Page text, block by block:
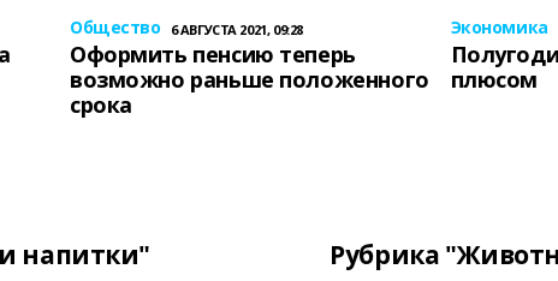
Общество 6 АВГУСТА 2021, 09:28
Оформить пенсию теперь
возможно раньше положенного
срока
Экономика
плюсом
напитки" Рубрика